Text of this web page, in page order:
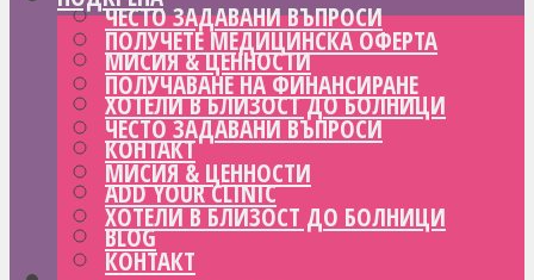
ЧЕСТО ЗАДАВАНИ ВЪПРОСИ
МИСИЯ & ЦЕННОСТИ
ХОТЕЛИ В БЛИЗОСТ ДО БОЛНИЦИ
КОНТАКТ
ADD YOUR CLINIC
BLOG
ПОЛУЧЕТЕ МЕДИЦИНСКА ОФЕРТА
ПОЛУЧАВАНЕ НА ФИНАНСИРАНЕ
ЧЕСТО ЗАДАВАНИ ВЪПРОСИ
МИСИЯ & ЦЕННОСТИ
ХОТЕЛИ В БЛИЗОСТ ДО БОЛНИЦИ
КОНТАКТ